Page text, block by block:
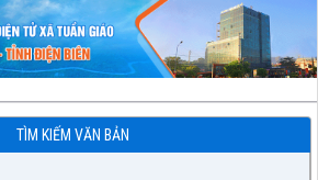
TÌM KIẾM VĂN BẢN